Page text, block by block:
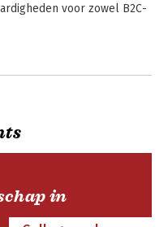
voor zowel B2C-
van groeidoelen heeft hij
hebben in belangrijke
vernieuwende
succes. Altijd
en het verder
is Andy klaar om
Andy De Bondt
in